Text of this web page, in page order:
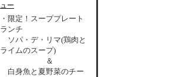
ュー
・限定！スーププレート
ランチ
ソパ・デ・リマ(鶏肉と
ライムのスープ)
＆
白身魚と夏野菜のチー